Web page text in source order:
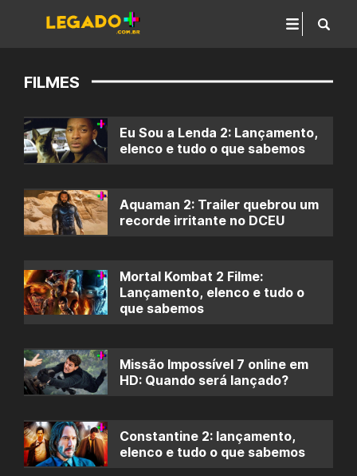
FILMES
Eu Sou a Lenda 2: Lançamento,
elenco e tudo o que sabemos
Aquaman 2: Trailer quebrou um
recorde irritante no DCEU
Mortal Kombat 2 Filme:
Lançamento, elenco e tudo o
que sabemos
Missão Impossível 7 online em
HD: Quando será lançado?
Constantine 2: lançamento,
elenco e tudo o que sabemos